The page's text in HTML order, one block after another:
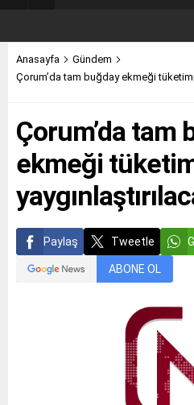
Anasayfa
Gündem
Çorum’da tam buğday ekmeği tüketimi
Çorum’da tam
ekmeği
Paylaş Tweetle
ABONE OL